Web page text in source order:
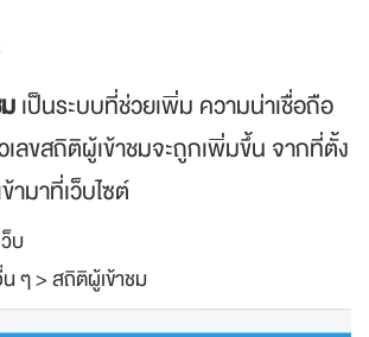
เป็นระบบที่ช่วยเพิ่ม ความน่าเชื่อถือ
เลขสถิติผู้เข้าชมจะถูกเพิ่มขึ้น จากที่ตั้ง
ามาที่เว็บไซต์
บ
ๆ > สถิติผู้เข้าชม